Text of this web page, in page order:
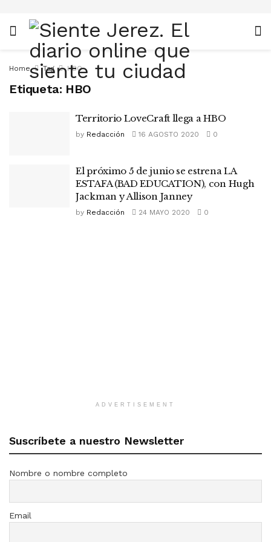
Home Tag HBO
Etiqueta: HBO
Territorio LoveCraft llega a HBO
by Redacción 16 AGOSTO 2020 0
El próximo 5 de junio se estrena LA
ESTAFA (BAD EDUCATION), con Hugh
Jackman y Allison Janney
by Redacción 24 MAYO 2020 0
ADVERTISEMENT
Suscríbete a nuestro Newsletter
Nombre o nombre completo
Email